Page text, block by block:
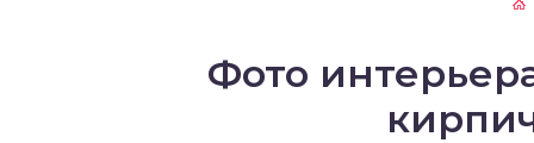
Фото